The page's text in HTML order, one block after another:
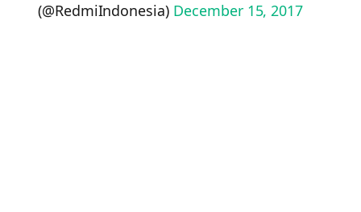
(@RedmiIndonesia) December 15, 2017